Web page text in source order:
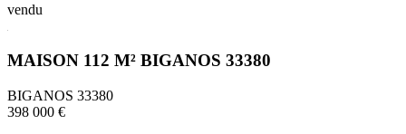
vendu
MAISON 112 M² BIGANOS 33380
BIGANOS 33380
398 000 €